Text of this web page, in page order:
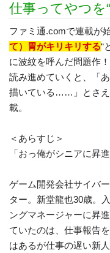
仕事ってやつを
ファミ通.comで連載が
て）胃がキリキリする“
に波紋を呼んだ問題作！
読み進めていくと、「
描いている……」とさえ
載。
＜あらすじ＞
「おっ俺がシニアに昇進
ゲーム開発会社サイバ
ター。新堂龍也30歳。
ングマネージャーに昇
ていたのは、仕事報告
はあるが仕事の遅い新